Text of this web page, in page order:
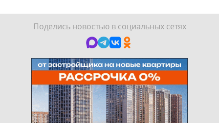
Поделись новостью в социальных сетях